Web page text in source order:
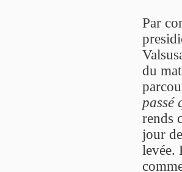
Par
du
passé
rends
jour
levée.